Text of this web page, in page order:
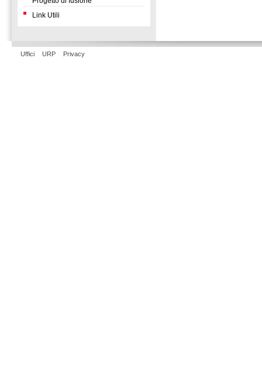
Link Utili
Uffici URP Privacy